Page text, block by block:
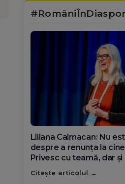
Din sala de operație din
către viitorul medicinei
Medicul Florin Puflea:
românilor plecați nu s-
țară
Citește articolul